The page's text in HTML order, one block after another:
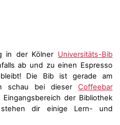
in der Kölner Universitäts-Bib
ab und zu einen Espresso
Die Bib ist gerade am
schau bei dieser Coffeebar
der Bibliothek
dir einige Lern- und